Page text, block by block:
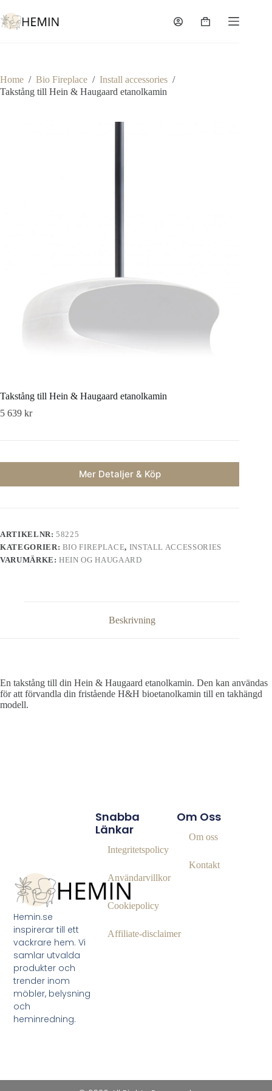
Home / Bio Fireplace / Install accessories /
Takstång till Hein & Haugaard etanolkamin
Takstång till Hein & Haugaard etanolkamin
5 639 kr
Mer Detaljer & Köp
ARTIKELNR:58225
KATEGORIER: BIO FIREPLACE, INSTALL ACCESSORIES
VARUMÄRKE:HEIN OG HAUGAARD
Beskrivning
En takstång till din Hein & Haugaard etanolkamin. Den kan användas
för att förvandla din fristående H&H bioetanolkamin till en takhängd
modell.
Hemin.se
inspirerar till ett
vackrare hem. Vi
samlar utvalda
produkter och
trender inom
möbler, belysning
och
heminredning.
Om Oss
Om oss
Kontakt
Snabba
Länkar
Integritetspolicy
Användarvillkor
Cookiepolicy
Affiliate‑disclaimer